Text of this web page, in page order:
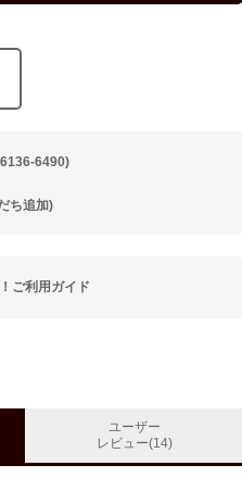
6490)
ち追加)
ご利用ガイド
ユーザー
レビュー(14)